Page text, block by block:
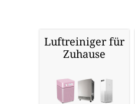
Luftreiniger für
Zuhause